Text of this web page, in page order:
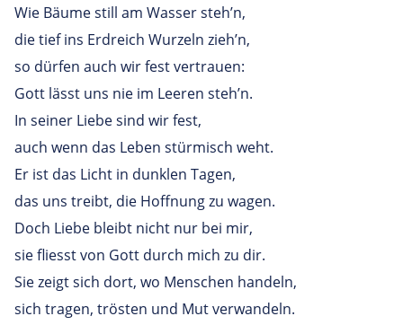
Wie Bäume still am Wasser steh’n,
die tief ins Erdreich Wurzeln zieh’n,
so dürfen auch wir fest vertrauen:
Gott lässt uns nie im Leeren steh’n.
In seiner Liebe sind wir fest,
auch wenn das Leben stürmisch weht.
Er ist das Licht in dunklen Tagen,
das uns treibt, die Hoffnung zu wagen.
Doch Liebe bleibt nicht nur bei mir,
sie fliesst von Gott durch mich zu dir.
Sie zeigt sich dort, wo Menschen handeln,
sich tragen, trösten und Mut verwandeln.